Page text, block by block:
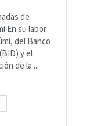
de
En su labor
del Banco
y el
de la...